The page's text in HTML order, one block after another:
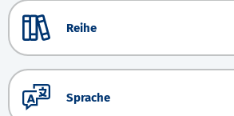
Reihe
Sprache